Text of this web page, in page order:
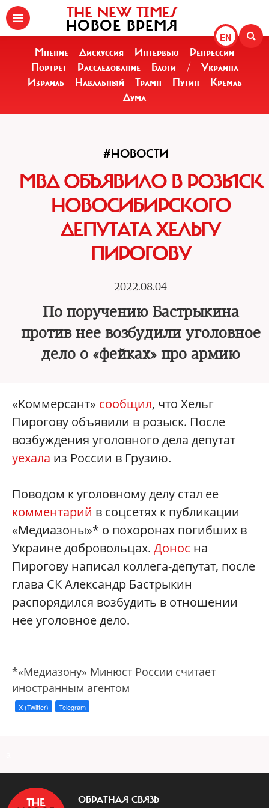
EN
THE NEW TIMES
НОВОЕ ВРЕМЯ
Мнение Дискуссия Интервью
Репрессии
Портрет
Расследование Блоги /
Украина
Израиль
Навальный Трамп Путин
Кремль
Дума
#НОВОСТИ
МВД ОБЪЯВИЛО В РОЗЫСК
НОВОСИБИРСКОГО
ДЕПУТАТА ХЕЛЬГУ
ПИРОГОВУ
2022.08.04
По поручению Бастрыкина
против нее возбудили уголовное
дело о «фейках» про армию
«Коммерсант» сообщил, что Хельг
Пирогову объявили в розыск. После
возбуждения уголовного дела депутат
уехала из России в Грузию.
Поводом к уголовному делу стал ее
комментарий в соцсетях к публикации
«Медиазоны»* о похоронах погибших в
Украине добровольцах. Донос на
Пирогову написал коллега-депутат, после
глава СК Александр Бастрыкин
распорядился возбудить в отношении
нее уголовное дело.
*«Медиазону» Минюст России считает
иностранным агентом
X (Twitter) Telegram
ОБРАТНАЯ СВЯЗЬ